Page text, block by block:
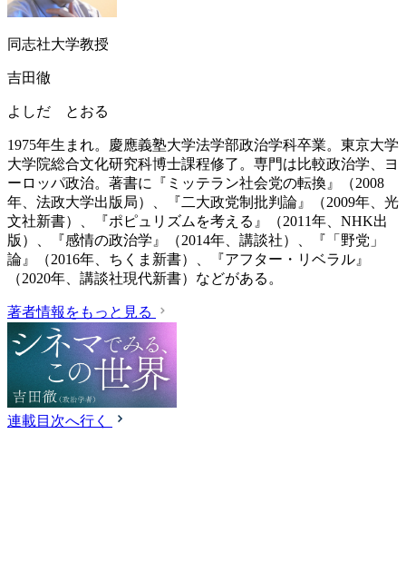
同志社大学教授
吉田徹
よしだ とおる
1975年生まれ。慶應義塾大学法学部政治学科卒業。東京大学
大学院総合文化研究科博士課程修了。専門は比較政治学、ヨ
ーロッパ政治。著書に『ミッテラン社会党の転換』（2008
年、法政大学出版局）、『二大政党制批判論』（2009年、光
文社新書）、『ポピュリズムを考える』（2011年、NHK出
版）、『感情の政治学』（2014年、講談社）、『「野党」
論』（2016年、ちくま新書）、『アフター・リベラル』
（2020年、講談社現代新書）などがある。
著者情報をもっと見る
連載目次へ行く